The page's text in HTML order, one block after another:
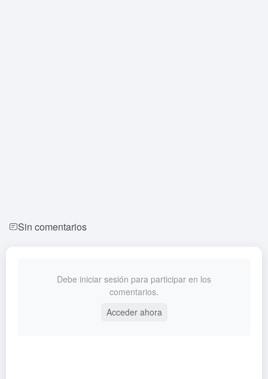
Sin comentarios
Debe iniciar sesión para participar en los
comentarios.
Acceder ahora